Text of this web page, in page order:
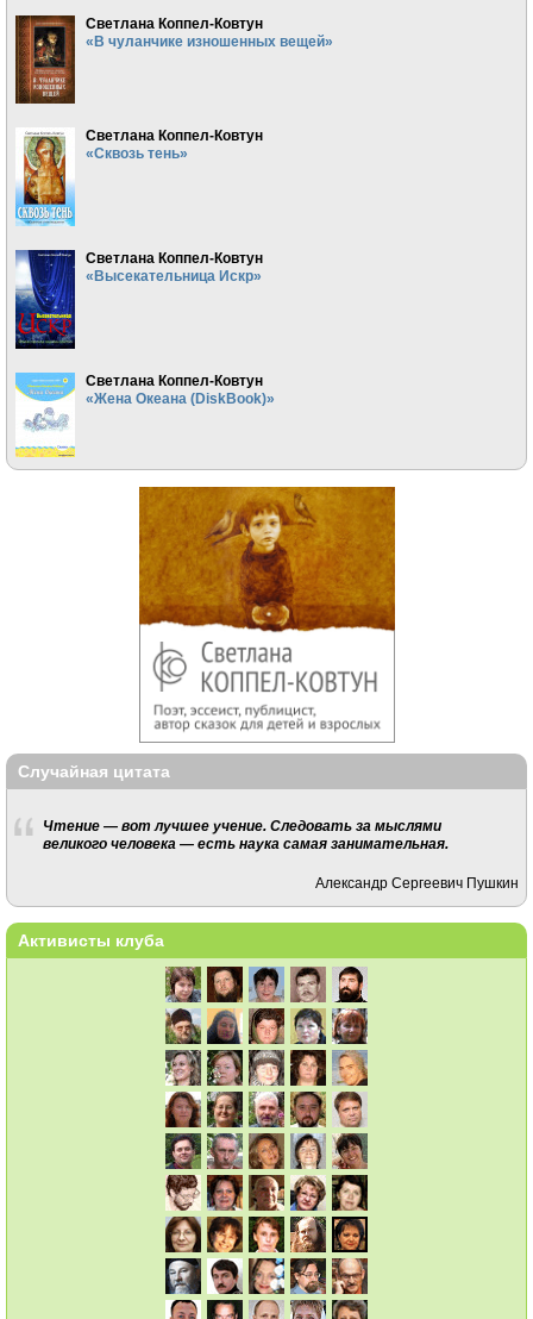
Светлана Коппел-Ковтун
«В чуланчике изношенных вещей»
Светлана Коппел-Ковтун
«Сквозь тень»
Светлана Коппел-Ковтун
«Высекательница Искр»
Светлана Коппел-Ковтун
«Жена Океана (DiskBook)»
Случайная цитата
Чтение — вот лучшее учение. Следовать за мыслями
великого человека — есть наука самая занимательная.
Александр Сергеевич Пушкин
Активисты клуба